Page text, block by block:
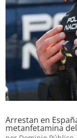
Arrestan en
metanfetamina del